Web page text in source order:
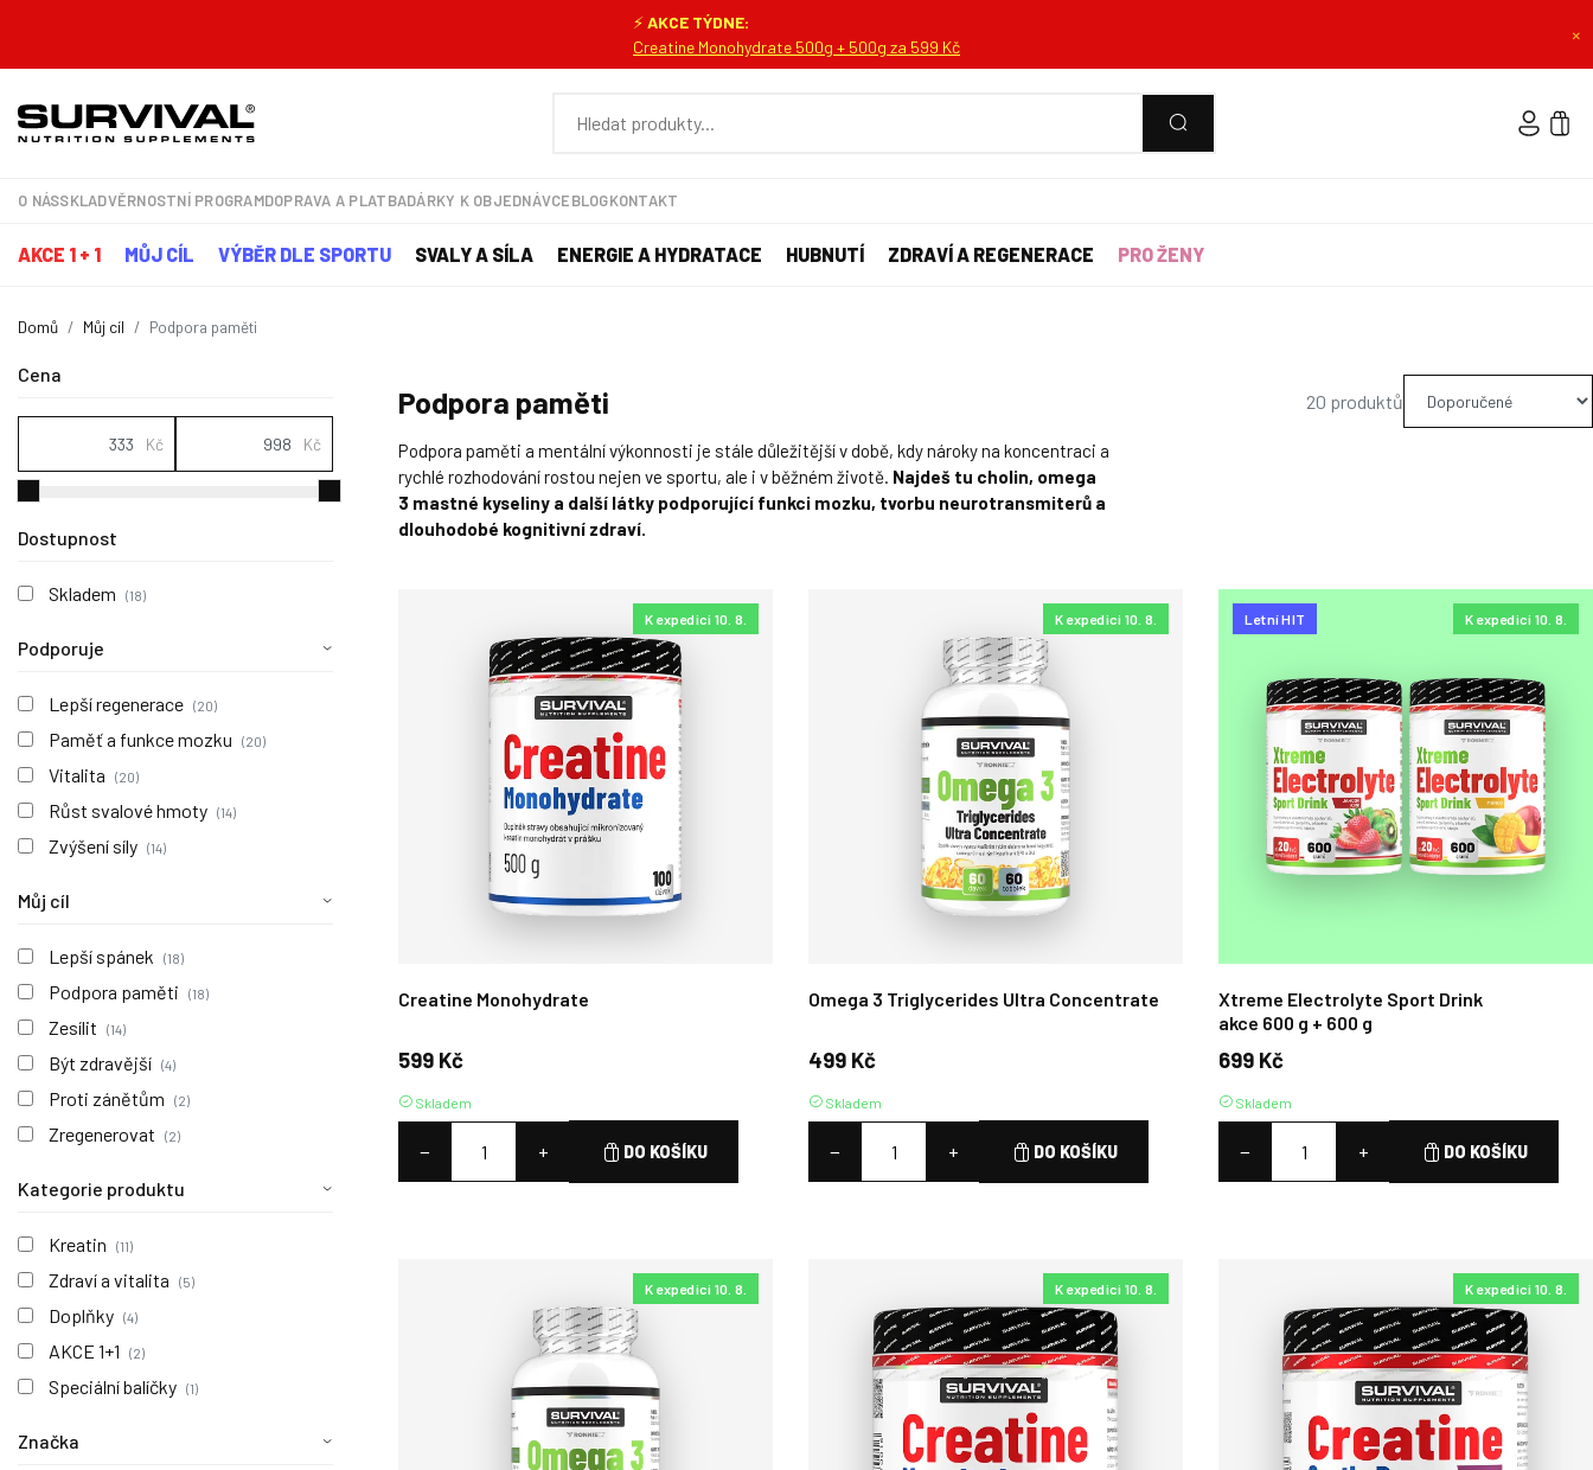
⚡AKCE TÝDNE:
Creatine Monohydrate 500g + 500g za 599 Kč
×
O NÁSSKLADVĚRNOSTNÍ PROGRAMDOPRAVA A PLATBADÁRKY K OBJEDNÁVCEBLOGKONTAKT
AKCE 1 + 1 MŮJ CÍL VÝBĚR DLE SPORTU SVALY A SÍLA ENERGIE A HYDRATACE HUBNUTÍ ZDRAVÍ A REGENERACE PRO ŽENY
Domů Můj cíl Podpora paměti
Cena
Kč Kč
Dostupnost
Skladem (18)
Podporuje
Lepší regenerace (20)
Paměť a funkce mozku (20)
Vitalita (20)
Růst svalové hmoty (14)
Zvýšení síly (14)
Můj cíl
Lepší spánek (18)
Podpora paměti (18)
Zesílit (14)
Být zdravější (4)
Proti zánětům (2)
Zregenerovat (2)
Kategorie produktu
Kreatin (11)
Zdraví a vitalita (5)
Doplňky (4)
AKCE 1+1 (2)
Speciální balíčky (1)
Značka
Podpora paměti 20 produktů
Podpora paměti a mentální výkonnosti je stále důležitější v době, kdy nároky na koncentraci a
rychlé rozhodování rostou nejen ve sportu, ale i v běžném životě. Najdeš tu cholin, omega
3 mastné kyseliny a další látky podporující funkci mozku, tvorbu neurotransmiterů a
dlouhodobé kognitivní zdraví.
K expedici 10. 8.
Creatine Monohydrate
599 Kč
Skladem
− + DO KOŠÍKU
K expedici 10. 8.
Omega 3 Triglycerides Ultra Concentrate
499 Kč
Skladem
− + DO KOŠÍKU
Letní HIT K expedici 10. 8.
Xtreme Electrolyte Sport Drink
akce 600 g + 600 g
699 Kč
Skladem
− + DO KOŠÍKU
K expedici 10. 8. K expedici 10. 8. K expedici 10. 8.